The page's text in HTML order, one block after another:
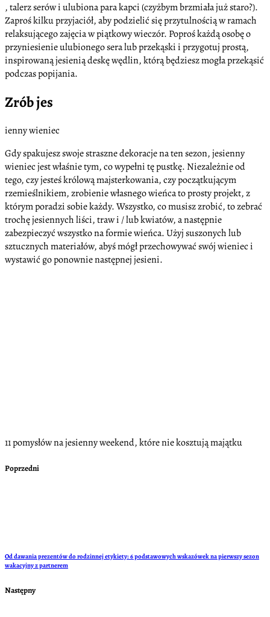
, talerz serów i ulubiona para kapci (czyżbym brzmiała już staro?).
Zaproś kilku przyjaciół, aby podzielić się przytulnością w ramach
relaksującego zajęcia w piątkowy wieczór. Poproś każdą osobę o
przyniesienie ulubionego sera lub przekąski i przygotuj prostą,
inspirowaną jesienią deskę wędlin, którą będziesz mogła przekąsić
podczas popijania.
Zrób jes
ienny wieniec
Gdy spakujesz swoje straszne dekoracje na ten sezon, jesienny
wieniec jest właśnie tym, co wypełni tę pustkę. Niezależnie od
tego, czy jesteś królową majsterkowania, czy początkującym
rzemieślnikiem, zrobienie własnego wieńca to prosty projekt, z
którym poradzi sobie każdy. Wszystko, co musisz zrobić, to zebrać
trochę jesiennych liści, traw i / lub kwiatów, a następnie
zabezpieczyć wszystko na formie wieńca. Użyj suszonych lub
sztucznych materiałów, abyś mógł przechowywać swój wieniec i
wystawić go ponownie następnej jesieni.
11 pomysłów na jesienny weekend, które nie kosztują majątku
Poprzedni
Od dawania prezentów do rodzinnej etykiety: 6 podstawowych wskazówek na pierwszy sezon
wakacyjny z partnerem
Następny